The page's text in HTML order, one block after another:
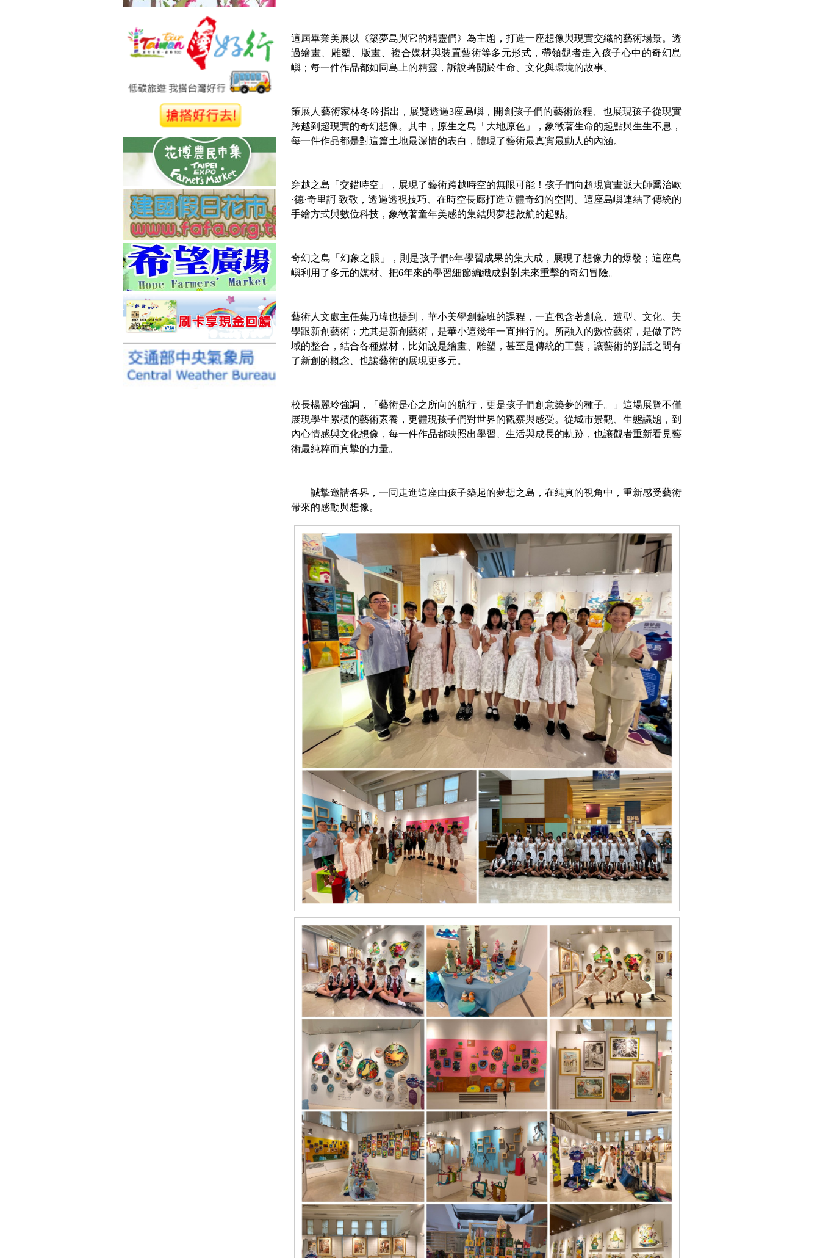
這屆畢業美展以《築夢島與它的精靈們》為主題，打造一座想像與現實交織的藝術場景。透
過繪畫、雕塑、版畫、複合媒材與裝置藝術等多元形式，帶領觀者走入孩子心中的奇幻島
嶼；每一件作品都如同島上的精靈，訴說著關於生命、文化與環境的故事。
策展人藝術家林冬吟指出，展覽透過3座島嶼，開創孩子們的藝術旅程、也展現孩子從現實
跨越到超現實的奇幻想像。其中，原生之島「大地原色」，象徵著生命的起點與生生不息，
每一件作品都是對這篇土地最深情的表白，體現了藝術最真實最動人的內涵。
穿越之島「交錯時空」，展現了藝術跨越時空的無限可能！孩子們向超現實畫派大師喬治歐
·德·奇里訶 致敬，透過透視技巧、在時空長廊打造立體奇幻的空間。這座島嶼連結了傳統的
手繪方式與數位科技，象徵著童年美感的集結與夢想啟航的起點。
奇幻之島「幻象之眼」，則是孩子們6年學習成果的集大成，展現了想像力的爆發；這座島
嶼利用了多元的媒材、把6年來的學習細節編織成對對未來重擊的奇幻冒險。
藝術人文處主任葉乃瑋也提到，華小美學創藝班的課程，一直包含著創意、造型、文化、美
學跟新創藝術；尤其是新創藝術，是華小這幾年一直推行的。所融入的數位藝術，是做了跨
域的整合，結合各種媒材，比如說是繪畫、雕塑，甚至是傳統的工藝，讓藝術的對話之間有
了新創的概念、也讓藝術的展現更多元。
校長楊麗玲強調，「藝術是心之所向的航行，更是孩子們創意築夢的種子。」這場展覽不僅
展現學生累積的藝術素養，更體現孩子們對世界的觀察與感受。從城市景觀、生態議題，到
內心情感與文化想像，每一件作品都映照出學習、生活與成長的軌跡，也讓觀者重新看見藝
術最純粹而真摯的力量。
誠摯邀請各界，一同走進這座由孩子築起的夢想之島，在純真的視角中，重新感受藝術
帶來的感動與想像。